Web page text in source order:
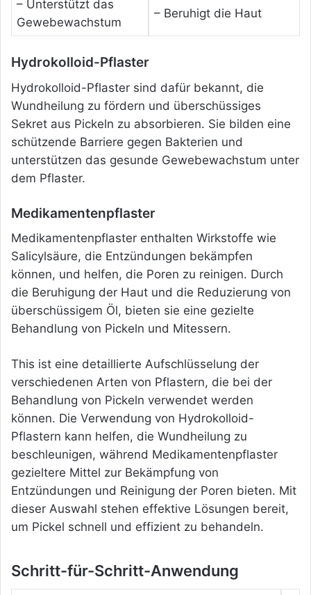
– Unterstützt das
Gewebewachstum
– Beruhigt die Haut
Hydrokolloid-Pflaster
Hydrokolloid-Pflaster sind dafür bekannt, die
Wundheilung zu fördern und überschüssiges
Sekret aus Pickeln zu absorbieren. Sie bilden eine
schützende Barriere gegen Bakterien und
unterstützen das gesunde Gewebewachstum unter
dem Pflaster.
Medikamentenpflaster
Medikamentenpflaster enthalten Wirkstoffe wie
Salicylsäure, die Entzündungen bekämpfen
können, und helfen, die Poren zu reinigen. Durch
die Beruhigung der Haut und die Reduzierung von
überschüssigem Öl, bieten sie eine gezielte
Behandlung von Pickeln und Mitessern.
This ist eine detaillierte Aufschlüsselung der
verschiedenen Arten von Pflastern, die bei der
Behandlung von Pickeln verwendet werden
können. Die Verwendung von Hydrokolloid-
Pflastern kann helfen, die Wundheilung zu
beschleunigen, während Medikamentenpflaster
gezieltere Mittel zur Bekämpfung von
Entzündungen und Reinigung der Poren bieten. Mit
dieser Auswahl stehen effektive Lösungen bereit,
um Pickel schnell und effizient zu behandeln.
Schritt-für-Schritt-Anwendung